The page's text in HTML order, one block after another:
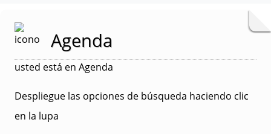
Agenda
usted está en Agenda
Despliegue las opciones de búsqueda haciendo clic
en la lupa